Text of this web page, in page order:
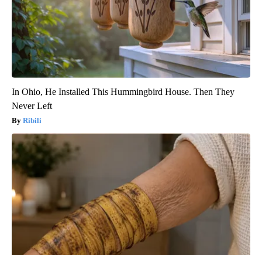
In Ohio, He Installed This Hummingbird House. Then They
Never Left
Ribili